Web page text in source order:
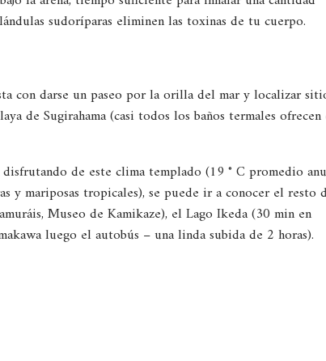
sudoríparas eliminen las toxinas de tu cuerpo.
con darse un paseo por la orilla del mar y localizar
de Sugirahama (casi todos los baños termales ofrecen
de este clima templado (19 ° C promedio
y mariposas tropicales), se puede ir a conocer el resto
Museo de Kamikaze), el Lago Ikeda (30 min en
luego el autobús – una linda subida de 2 horas).